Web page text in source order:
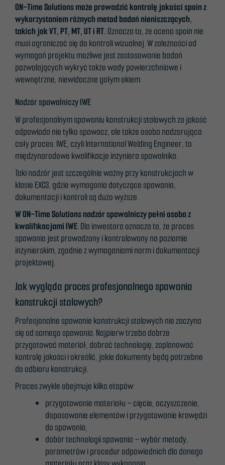
ON-Time Solutions może prowadzić kontrolę jakości spoin z
wykorzystaniem różnych metod badań nieniszczących,
takich jak VT, PT, MT, UT i RT. Oznacza to, że ocena spoin nie
musi ograniczać się do kontroli wizualnej. W zależności od
wymagań projektu możliwe jest zastosowanie badań
pozwalających wykryć także wady powierzchniowe i
wewnętrzne, niewidoczne gołym okiem.
Nadzór spawalniczy IWE
W profesjonalnym spawaniu konstrukcji stalowych za jakość
odpowiada nie tylko spawacz, ale także osoba nadzorująca
cały proces. IWE, czyli International Welding Engineer, to
międzynarodowe kwalifikacje inżyniera spawalnika.
Taki nadzór jest szczególnie ważny przy konstrukcjach w
klasie EXC3, gdzie wymagania dotyczące spawania,
dokumentacji i kontroli są dużo wyższe.
W ON-Time Solutions nadzór spawalniczy pełni osoba z
kwalifikacjami IWE. Dla inwestora oznacza to, że proces
spawania jest prowadzony i kontrolowany na poziomie
inżynierskim, zgodnie z wymaganiami norm i dokumentacji
projektowej.
Jak wygląda proces profesjonalnego spawania
konstrukcji stalowych?
Profesjonalne spawanie konstrukcji stalowych nie zaczyna
się od samego spawania. Najpierw trzeba dobrze
przygotować materiał, dobrać technologię, zaplanować
kontrolę jakości i określić, jakie dokumenty będą potrzebne
do odbioru konstrukcji.
Proces zwykle obejmuje kilka etapów:
przygotowanie materiału – cięcie, oczyszczenie,
dopasowanie elementów i przygotowanie krawędzi
do spawania,
dobór technologii spawania – wybór metody,
parametrów i procedur odpowiednich dla danego
Nødvendig
Disse
informasjonskapslene
er ikke valgfrie. De er
nødvendige for at
nettstedet skal
fungere.
For at vi skal
kunne
nettstedets
funksjonalitet
og struktur,
basert på
brukes.
For at nettstedet vårt
skal fungere best